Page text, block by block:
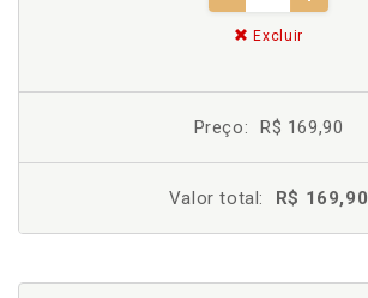
Excluir
Preço: R$ 169,90
Valor total: R$ 169,90